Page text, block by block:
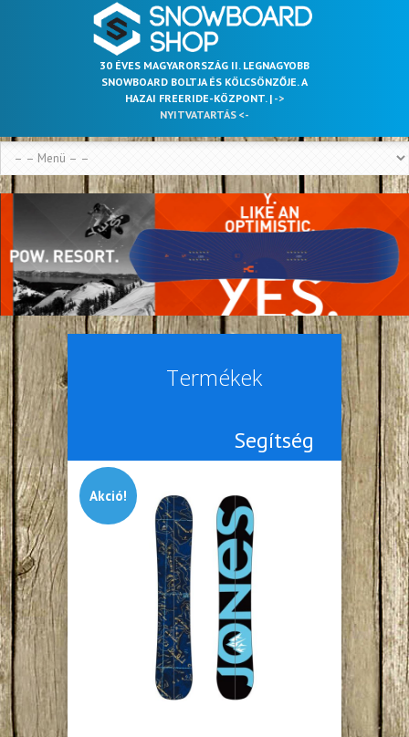
30 ÉVES MAGYARORSZÁG II. LEGNAGYOBB
SNOWBOARD BOLTJA ÉS KÖLCSÖNZŐJE. A
HAZAI FREERIDE-KÖZPONT. | ->
NYITVATARTÁS <-
Termékek
Segítség
Akció!